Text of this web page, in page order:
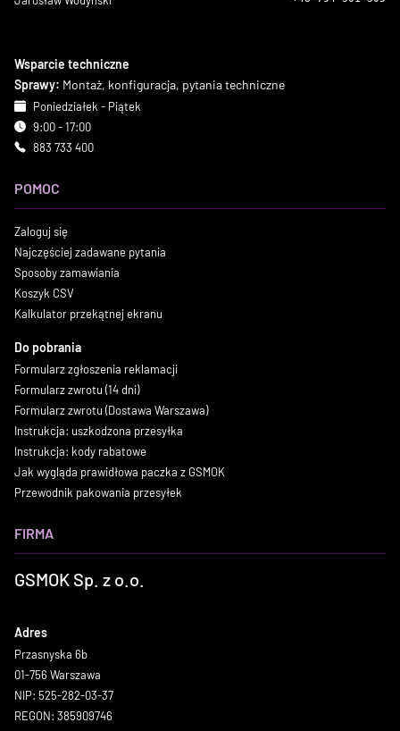
Wsparcie techniczne
Sprawy: Montaż, konfiguracja, pytania techniczne
Poniedziałek - Piątek
9:00 - 17:00
883 733 400
POMOC
Zaloguj się
Najczęściej zadawane pytania
Sposoby zamawiania
Koszyk CSV
Kalkulator przekątnej ekranu
Do pobrania
Formularz zgłoszenia reklamacji
Formularz zwrotu (14 dni)
Formularz zwrotu (Dostawa Warszawa)
Instrukcja: uszkodzona przesyłka
Instrukcja: kody rabatowe
Jak wygląda prawidłowa paczka z GSMOK
Przewodnik pakowania przesyłek
FIRMA
GSMOK Sp. z o.o.
Adres
Przasnyska 6b
01-756 Warszawa
NIP: 525-282-03-37
REGON: 385909746